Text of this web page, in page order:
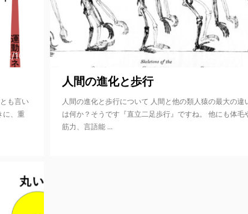
10/19
も言い
に、重
2022/
人間の進化と歩行
人間の進化と歩行について 人間と他の類人猿の最大の違
は何か？そうです『直立二足歩行』ですね。 他にも体毛
筋力、言語能 ...